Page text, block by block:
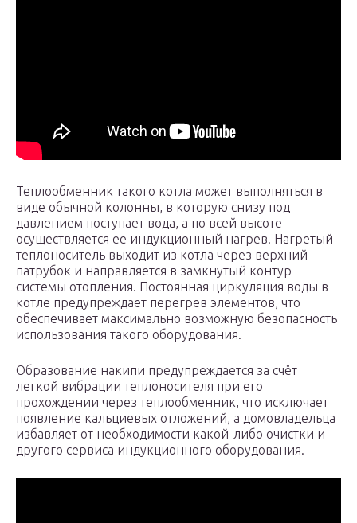
Теплообменник такого котла может выполняться в
виде обычной колонны, в которую снизу под
давлением поступает вода, а по всей высоте
осуществляется ее индукционный нагрев. Нагретый
теплоноситель выходит из котла через верхний
патрубок и направляется в замкнутый контур
системы отопления. Постоянная циркуляция воды в
котле предупреждает перегрев элементов, что
обеспечивает максимально возможную безопасность
использования такого оборудования.
Образование накипи предупреждается за счёт
легкой вибрации теплоносителя при его
прохождении через теплообменник, что исключает
появление кальциевых отложений, а домовладельца
избавляет от необходимости какой-либо очистки и
другого сервиса индукционного оборудования.